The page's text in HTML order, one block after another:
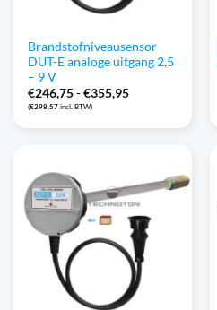
Brandstofniveausensor
DUT-E analoge uitgang 2,5
– 9 V
€246,75-€355,95Prijsklasse:
€355,95
(€298,57 incl. BTW)